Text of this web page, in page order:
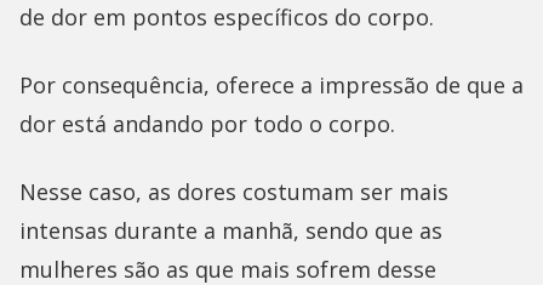
de dor em pontos específicos do corpo.
Por consequência, oferece a impressão de que a
dor está andando por todo o corpo.
Nesse caso, as dores costumam ser mais
intensas durante a manhã, sendo que as
mulheres são as que mais sofrem desse